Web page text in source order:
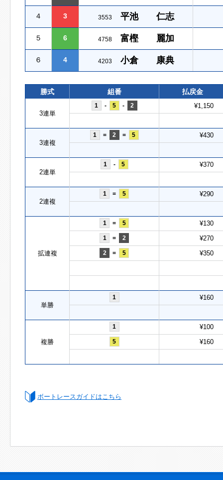
４ 3 3553 平池 仁志
５ 6 4758 富樫 麗加
６ 4 4203 小倉 康典
勝式 組番 払戻金
3連単
1 - 5 - 2 ¥1,150
3連複
1 = 2 = 5 ¥430
2連単
1 - 5 ¥370
2連複
1 = 5 ¥290
拡連複
1 = 5 ¥130
1 = 2 ¥270
2 = 5 ¥350
単勝
1 ¥160
複勝
1 ¥100
5 ¥160
ボートレースガイドはこちら